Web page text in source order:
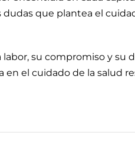
que plantea el
su compromiso y su
el cuidado de la salud